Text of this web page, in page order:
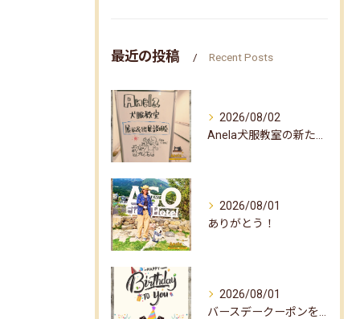
最近の投稿 Recent Posts
2026/08/02
2026/08/01
ありがとう！
2026/08/01